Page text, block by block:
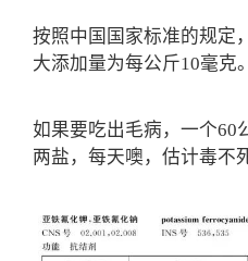
按照中国国家标准的规定
大添加量为每公斤10毫克。
如果要吃出毛病，一个60
两盐，每天噢，估计毒不